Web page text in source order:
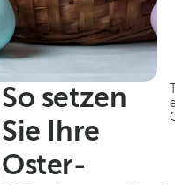
So setzen
Sie Ihre
Oster-